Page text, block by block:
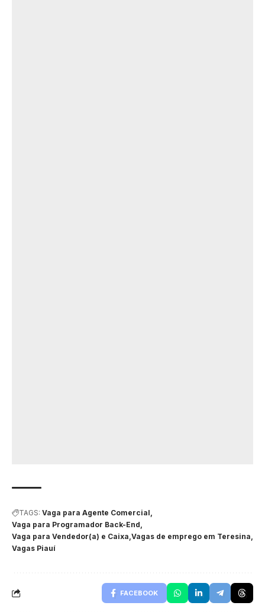
TAGS: Vaga para Agente Comercial
Vaga para Programador Back-End
Vaga para Vendedor(a) e Caixa Vagas de emprego em Teresina
Vagas Piauí
FACEBOOK